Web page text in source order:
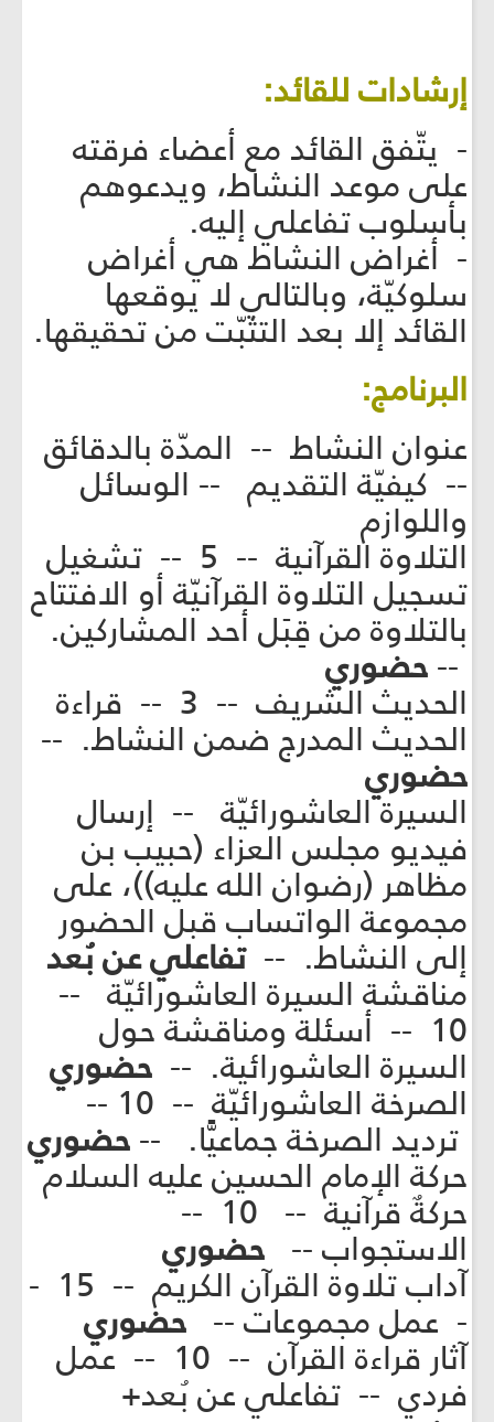
إرشادات للقائد:
- يتّفق القائد مع أعضاء فرقته
على موعد النشاط، ويدعوهم
بأسلوب تفاعلي إليه.
- أغراض النشاط هي أغراض
سلوكيّة، وبالتالي لا يوقعها
القائد إلا بعد التثبّت من تحقيقها.
البرنامج:
عنوان النشاط -- المدّة بالدقائق
-- كيفيّة التقديم -- الوسائل
واللوازم
التلاوة القرآنية -- 5 -- تشغيل
تسجيل التلاوة القرآنيّة أو الافتتاح
بالتلاوة من قِبَل أحد المشاركين.
--حضوري
الحديث الشريف -- 3 -- قراءة
الحديث المدرج ضمن النشاط. --
حضوري
السيرة العاشورائيّة -- إرسال
فيديو مجلس العزاء (حبيب بن
مظاهر (رضوان الله عليه))، على
مجموعة الواتساب قبل الحضور
إلى النشاط. --تفاعلي عن بُعد
مناقشة السيرة العاشورائيّة --
10 -- أسئلة ومناقشة حول
السيرة العاشورائية. -- حضوري
الصرخة العاشورائيّة -- 10 --
ترديد الصرخة جماعيًّا. --حضوري
حركة الإمام الحسين عليه السلام
حركةٌ قرآنية -- 10 --
الاستجواب -- حضوري
آداب تلاوة القرآن الكريم -- 15 -
- عمل مجموعات -- حضوري
آثار قراءة القرآن -- 10 -- عمل
فردي -- تفاعلي عن بُعد+